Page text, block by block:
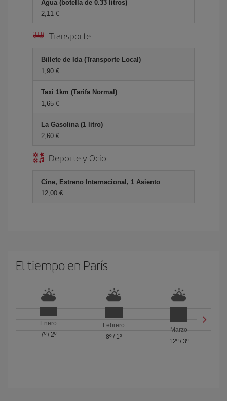
Agua (botella de 0.33 litros)
2,11
Transporte
Billete de Ida (Transporte Local)
1,90
Taxi 1km (Tarifa Normal)
1,65
La Gasolina (1 litro)
2,60
Deporte y Ocio
Cine, Estreno Internacional, 1 Asiento
12,00
El tiempo en París
Enero
7º/ 2º
Febrero
8º/ 1º
Marzo
12º/ 3º